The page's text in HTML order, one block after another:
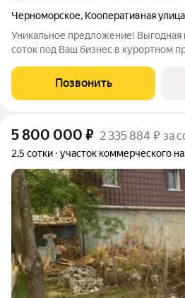
Черноморское, Кооперативная улица
Уникальное предложение! Выгодная
соток под Ваш бизнес в курортном
аренды. Разрешенные виды
Общественное питание. Участок
Позвонить
5 800 000 ₽ 2 335 884 ₽ за
2,5 сотки участок коммерческого